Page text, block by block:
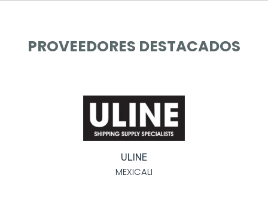
PROVEEDORES DESTACADOS
TRANSPORTES NETZA
TIJUANA